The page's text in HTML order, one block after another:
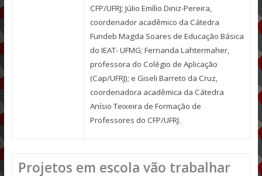
CFP/UFRJ; Júlio Emílio Diniz-Pereira,
coordenador acadêmico da Cátedra
Fundeb Magda Soares de Educação Básica
do IEAT- UFMG; Fernanda Lahtermaher,
professora do Colégio de Aplicação
(Cap/UFRJ); e Giseli Barreto da Cruz,
coordenadora acadêmica da Cátedra
Anísio Teixeira de Formação de
Professores do CFP/UFRJ.
Projetos em escola vão trabalhar